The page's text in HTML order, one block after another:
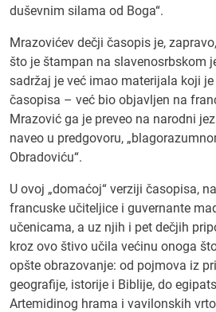
duševnim silama od Boga“.
Mrazovićev dečji časopis je,
što je štampan na slavenosrbskom
sadržaj je već imao materijala koji
časopisa – već bio objavljen na
Mrazović ga je preveo na narodni
naveo u predgovoru,
Obradoviću“.
U ovoj „domaćoj“ verziji časopisa,
francuske učiteljice i guvernante
učenicama, a uz njih i pet dečjih
kroz ovo štivo učila većinu onoga
opšte obrazovanje: od pojmova iz
geografije, istorije i Biblije, do
Artemidinog hrama i vavilonskih